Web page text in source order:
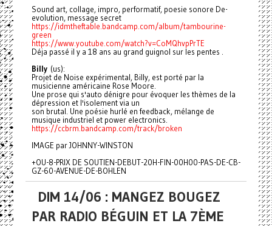
Sound art, collage, impro, performatif, poesie sonore De-
evolution, message secret
https://idmtheftable.bandcamp.com/album/tambourine-
green
https://www.youtube.com/watch?v=CoMQhvpPrTE
Déja passé il y a 18 ans au grand guignol sur les pentes .
Billy(us):
Projet de Noise expérimental, Billy, est porté par la
musicienne américaine Rose Moore.
Une prose qui s'auto dénigre pour évoquer les thèmes de la
dépression et l'isolement via un
son brutal. Une poésie hurlé en feedback, mélange de
musique industriel et power electronics.
https://ccbrm.bandcamp.com/track/broken
IMAGE par JOHNNY-WINSTON
+OU-8-PRIX DE SOUTIEN-DEBUT-20H-FIN-00H00-PAS-DE-CB-
GZ-60-AVENUE-DE-BOHLEN
DIM 14/06 : MANGEZ BOUGEZ
PAR RADIO BÉGUIN ET LA 7ÈME